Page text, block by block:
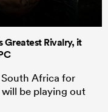
Greatest Rivalry, it
Africa for
will be playing out